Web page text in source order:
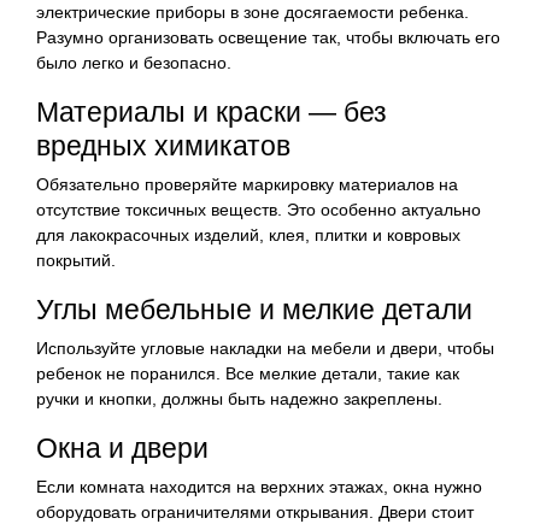
электрические приборы в зоне досягаемости ребенка.
Разумно организовать освещение так, чтобы включать его
было легко и безопасно.
Материалы и краски — без
вредных химикатов
Обязательно проверяйте маркировку материалов на
отсутствие токсичных веществ. Это особенно актуально
для лакокрасочных изделий, клея, плитки и ковровых
покрытий.
Углы мебельные и мелкие детали
Используйте угловые накладки на мебели и двери, чтобы
ребенок не поранился. Все мелкие детали, такие как
ручки и кнопки, должны быть надежно закреплены.
Окна и двери
Если комната находится на верхних этажах, окна нужно
оборудовать ограничителями открывания. Двери стоит